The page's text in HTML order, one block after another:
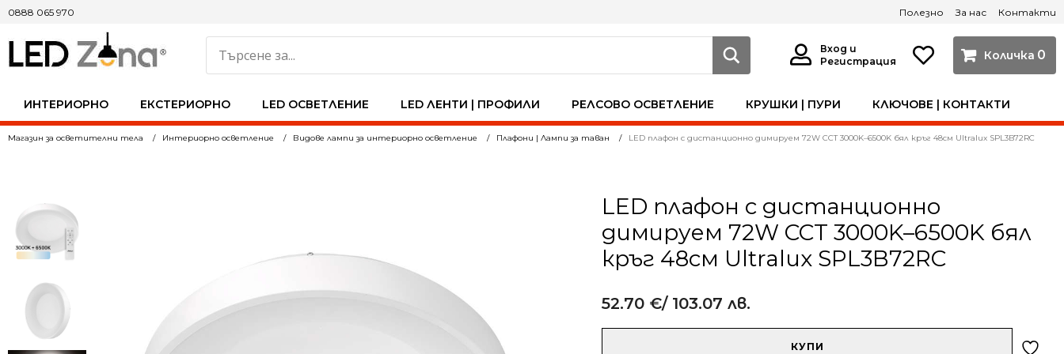
ИНТЕРИОРНО ЕКСТЕРИОРНО LED ОСВЕТЛЕНИЕ LED ЛЕНТИ | ПРОФИЛИ РЕЛСОВО ОСВЕТЛЕНИЕ КРУШКИ | ПУРИ КЛЮЧОВЕ | КОНТАКТИ
0
0888 065 970
Вход и
Регистрация
Полезно За нас Контакти
Магазин за осветителни тела Интериорно осветление Видове лампи за интериорно осветление Плафони | Лампи за таван LED плафон с дистанционно димируем 72W CCT 3000K–6500K бял кръг 48см Ultralux SPL3B72RC
LED плафон с дистанционно
димируем 72W CCT 3000K–6500K бял
кръг 48см Ultralux SPL3B72RC
52.70 €/ 103.07 лв.
КУПИ